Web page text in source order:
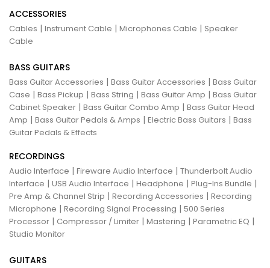
ACCESSORIES
Cables | Instrument Cable | Microphones Cable | Speaker
Cable
BASS GUITARS
Bass Guitar Accessories | Bass Guitar Accessories | Bass Guitar
Case | Bass Pickup | Bass String | Bass Guitar Amp | Bass Guitar
Cabinet Speaker | Bass Guitar Combo Amp | Bass Guitar Head
Amp | Bass Guitar Pedals & Amps | Electric Bass Guitars | Bass
Guitar Pedals & Effects
RECORDINGS
Audio Interface | Fireware Audio Interface | Thunderbolt Audio
Interface | USB Audio Interface | Headphone | Plug-Ins Bundle |
Pre Amp & Channel Strip | Recording Accessories | Recording
Microphone | Recording Signal Processing | 500 Series
Processor | Compressor / Limiter | Mastering | Parametric EQ |
Studio Monitor
GUITARS